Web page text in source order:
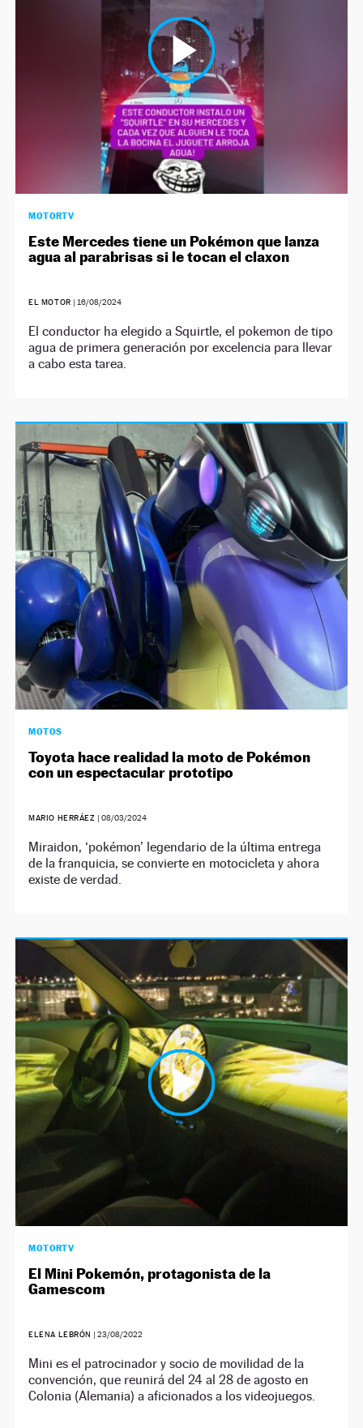
MOTORTV
Este Mercedes tiene un Pokémon que lanza
agua al parabrisas si le tocan el claxon
EL MOTOR | 16/08/2024
El conductor ha elegido a Squirtle, el pokemon de tipo
agua de primera generación por excelencia para llevar
a cabo esta tarea.
MOTOS
Toyota hace realidad la moto de Pokémon
con un espectacular prototipo
MARIO HERRÁEZ | 08/03/2024
Miraidon, ‘pokémon’ legendario de la última entrega
de la franquicia, se convierte en motocicleta y ahora
existe de verdad.
MOTORTV
El Mini Pokemón, protagonista de la
Gamescom
ELENA LEBRÓN |23/08/2022
Mini es el patrocinador y socio de movilidad de la
convención, que reunirá del 24 al 28 de agosto en
Colonia (Alemania) a aficionados a los videojuegos.